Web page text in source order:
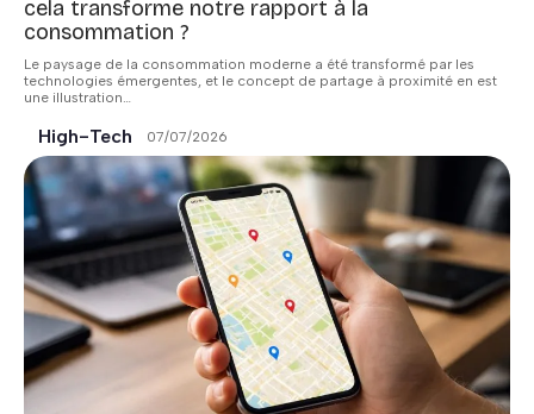
cela transforme notre rapport à la
consommation ?
Le paysage de la consommation moderne a été transformé par les
technologies émergentes, et le concept de partage à proximité en est
une illustration…
High-Tech 07/07/2026